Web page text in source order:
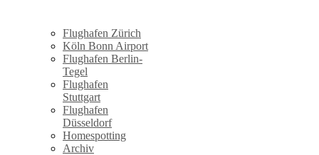
Flughafen Zürich
Köln Bonn Airport
Flughafen Berlin-
Tegel
Flughafen
Stuttgart
Flughafen
Düsseldorf
Homespotting
Archiv